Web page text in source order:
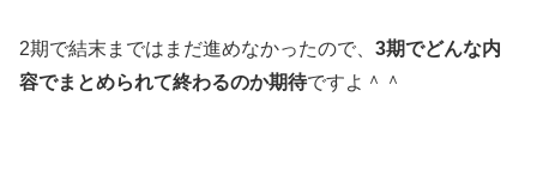
2期で結末まではまだ進めなかったので、 3期でどんな内
容でまとめられて終わるのか期待ですよ＾＾